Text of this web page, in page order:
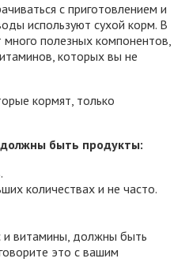
с приготовлением и
используют сухой корм. В
полезных компонентов,
которых вы не
кормят, только
быть продукты:
количествах и не часто.
и витамины, должны быть
это с вашим